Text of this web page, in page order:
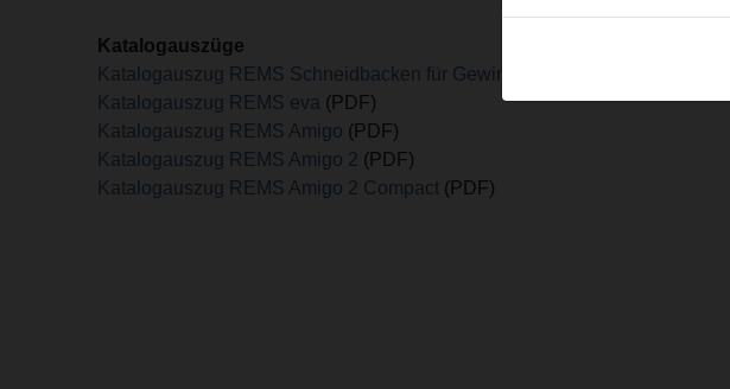
Katalogauszüge
Katalogauszug REMS Schneidbacken für Gewindeschneidkluppen
Katalogauszug REMS eva (PDF)
Katalogauszug REMS Amigo (PDF)
Katalogauszug REMS Amigo 2 (PDF)
Katalogauszug REMS Amigo 2 Compact (PDF)